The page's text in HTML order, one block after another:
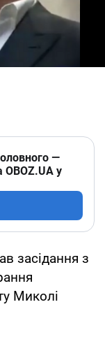
—
OBOZ.UA у
засідання з
Миколі